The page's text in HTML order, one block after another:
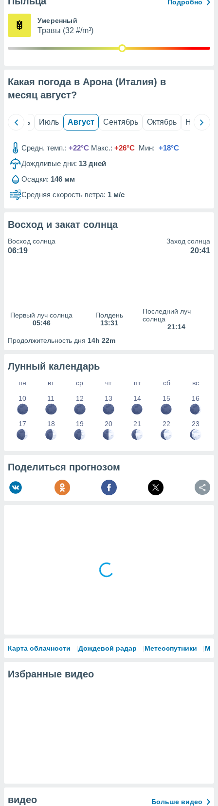
из
рекламы
сведения
Подробно
Умеренный
Травы (32 #/m³)
Какая погода в Арона (Италия) в
месяц август?
Июнь Июль Август Сентябрь Октябрь Ноябрь
Средн. темп.: +22°C Макс.: +26°C Мин: +18°C
Дождливые дни: 13 дней
Осадки: 146 мм
Средняя скорость ветра: 1 м/с
Восход и закат солнца
Восход солнца
06:19
Заход солнца
20:41
Первый луч солнца
05:46
Полдень
13:31
Последний луч
солнца
21:14
Продолжительность дня 14h 22m
Лунный календарь
пн вт ср чт пт сб
вс
10
11 12 13 14 15 16
17 18 19 20 21 22 23
Поделиться прогнозом
Карта облачности Дождевой радар Метеоспутники
Избранные видео
видео Больше видео